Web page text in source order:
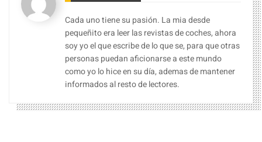
Cada uno tiene su pasión. La mia desde
pequeñito era leer las revistas de coches, ahora
soy yo el que escribe de lo que se, para que otras
personas puedan aficionarse a este mundo
como yo lo hice en su día, ademas de mantener
informados al resto de lectores.